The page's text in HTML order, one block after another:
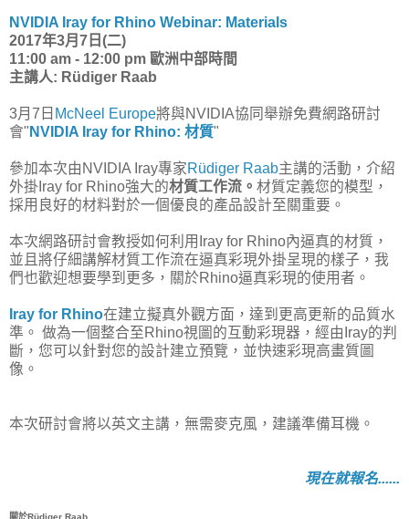
NVIDIA Iray for Rhino Webinar: Materials
2017年3月7日(二)
11:00 am - 12:00 pm 歐洲中部時間
主講人: Rüdiger Raab
3月7日 McNeel Europe將與NVIDIA協同舉辦免費網路研討
會" NVIDIA Iray for Rhino: 材質"
參加本次由NVIDIA Iray專家Rüdiger Raab主講的活動，介紹
外掛Iray for Rhino強大的材質工作流。 材質定義您的模型，
採用良好的材料對於一個優良的產品設計至關重要。
本次網路研討會教授如何利用Iray for Rhino內逼真的材質，
並且將仔細講解材質工作流在逼真彩現外掛呈現的樣子，我
們也歡迎想要學到更多，關於Rhino逼真彩現的使用者。
Iray for Rhino在建立擬真外觀方面，達到更高更新的品質水
準。 做為一個整合至Rhino視圖的互動彩現器，經由Iray的判
斷，您可以針對您的設計建立預覽，並快速彩現高畫質圖
像。
本次研討會將以英文主講，無需麥克風，建議準備耳機。
現在就報名......
關於Rüdiger Raab